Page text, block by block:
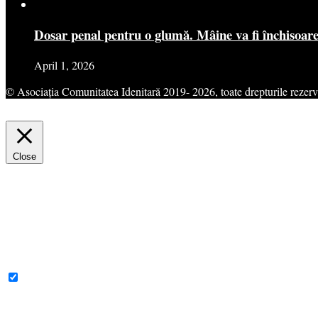
Dosar penal pentru o glumă. Mâine va fi
April 1, 2026
© Asociația Comunitatea Idenitară 2019- 2026, toate drepturile
Close